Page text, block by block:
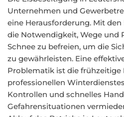
Unternehmen und
eine Herausforderung. Mit
die Notwendigkeit, Wege und
Schnee zu befreien, um die
zu gewährleisten. Eine
Problematik ist die frühzeitige
professionellen
Kontrollen und schnelles
Gefahrensituationen